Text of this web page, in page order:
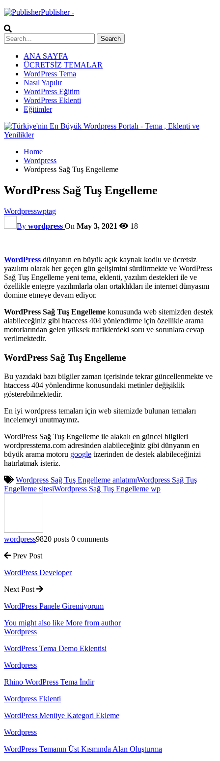
Publisher -
ANA SAYFA
ÜCRETSİZ TEMALAR
WordPress Tema
Nasıl Yapılır
WordPress Eğitim
WordPress Eklenti
Eğitimler
Home
Wordpress
Wordpress Sağ Tuş Engelleme
WordPress Sağ Tuş Engelleme
Wordpresswptag
By wordpress On May 3, 2021 18
WordPress dünyanın en büyük açık kaynak kodlu ve ücretsiz
yazılımı olarak her geçen gün gelişimini sürdürmekte ve WordPress
Sağ Tuş Engelleme yeni tema, eklenti, yazılım destekleri ile ve
özellikle entegre yazılımlarla olan ortaklıkları ile internet dünyasını
domine etmeye devam ediyor.
WordPress Sağ Tuş Engelleme konusunda web sitemizden destek
alabileceğiniz gibi htaccess 404 yönlendirme için özellikle arama
motorlarından gelen yüksek trafiklerdeki soru ve sorunlara cevap
verilmektedir.
WordPress Sağ Tuş Engelleme
Bu yazıdaki bazı bilgiler zaman içerisinde tekrar güncellenmekte ve
htaccess 404 yönlendirme konusundaki metinler değişiklik
gösterebilmektedir.
En iyi wordpress temaları için web sitemizde bulunan temaları
incelemeyi unutmayınız.
WordPress Sağ Tuş Engelleme ile alakalı en güncel bilgileri
wordpresstema.com adresinden alabileceğiniz gibi dünyanın en
büyük arama motoru google üzerinden de destek alabileceğinizi
hatırlatmak isteriz.
Wordpress Sağ Tuş Engelleme anlatımıWordpress Sağ Tuş
Engelleme sitesiWordpress Sağ Tuş Engelleme wp
wordpress9820 posts 0 comments
Prev Post
WordPress Developer
Next Post
WordPress Panele Giremiyorum
You might also like More from author
Wordpress
WordPress Tema Demo Eklentisi
Wordpress
Rhino WordPress Tema İndir
Wordpress Eklenti
WordPress Menüye Kategori Ekleme
Wordpress
WordPress Temanın Üst Kısmında Alan Oluşturma